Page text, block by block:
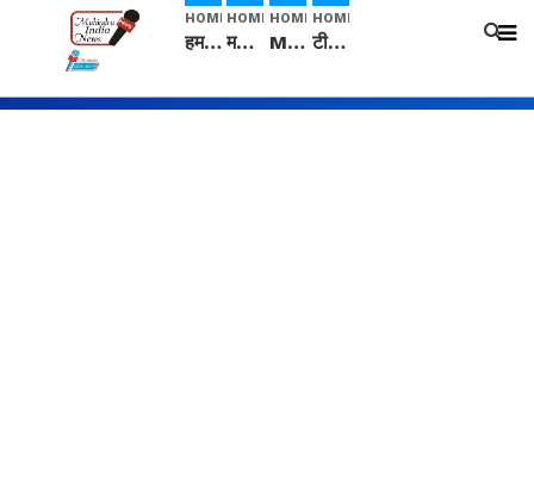
HOME
हम सनातनी..." सांसद kangana Ranaut से क्या बोली लड़की? Viral Jantar-Mantar | CJP protest
HOME
मनीषा हत्याकांड: हत्या, आत्महत्या या कोई बड़ा राज? | Full Story | Josh Haryana
HOME
Mangalsutra: हिंदू धर्म में शादी के बाद मंगलसूत्र क्यों पहनती है महिलाएं, किसने शुरु की ये परंपरा
HOME
टीम बीकेई ने एग्रीकल्चर ग्रेड की यूरिया खाद गट्टों में बदलकर टेक्निकल ग्रेड में बेचने वालों पर करवाई कार्रवाई: लखविंदर सिंह औलख